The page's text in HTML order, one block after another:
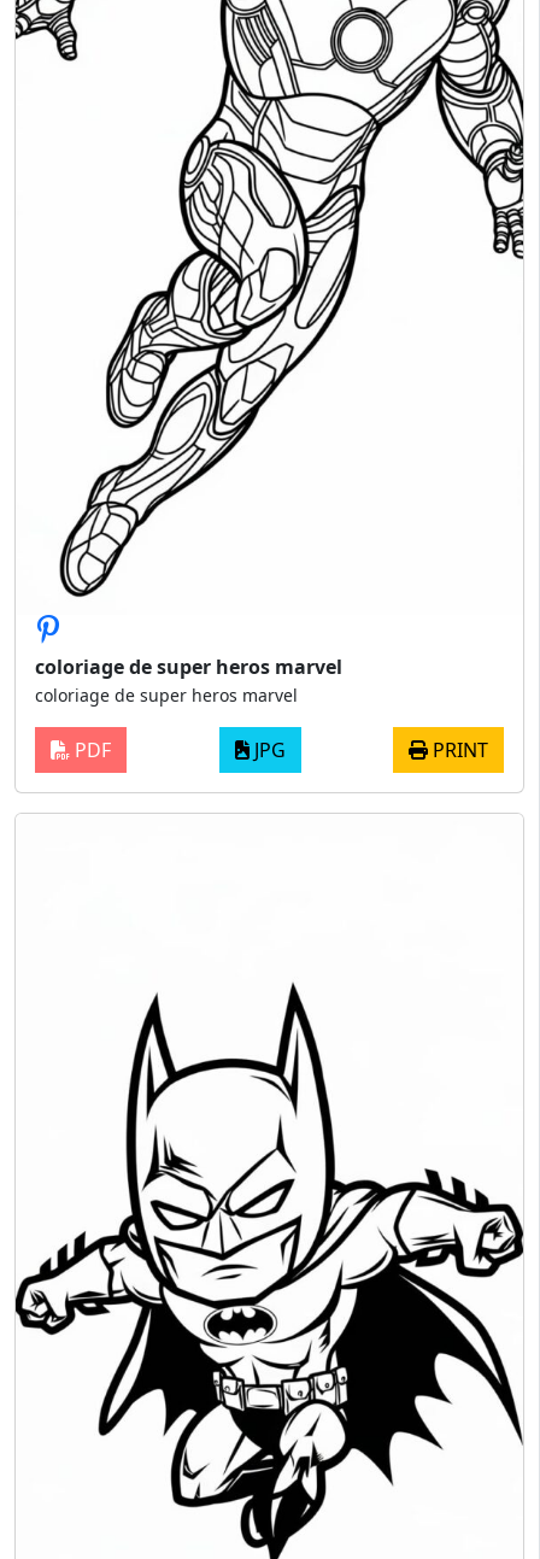
coloriage de super heros marvel
coloriage de super heros marvel
PDF JPG PRINT